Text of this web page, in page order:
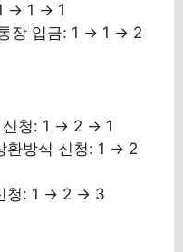
→ 1 → 1
장 입금: 1 → 1 → 2
신청: 1 → 2 → 1
환방식 신청: 1 → 2
청: 1 → 2 → 3